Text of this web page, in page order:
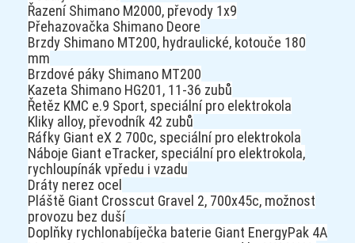
Řazení Shimano M2000, převody 1x9
Přehazovačka Shimano Deore
Brzdy Shimano MT200, hydraulické, kotouče 180
mm
Brzdové páky Shimano MT200
Kazeta Shimano HG201, 11-36 zubů
Řetěz KMC e.9 Sport, speciální pro elektrokola
Kliky alloy, převodník 42 zubů
Ráfky Giant eX 2 700c, speciální pro elektrokola
Náboje Giant eTracker, speciální pro elektrokola,
rychloupínák vpředu i vzadu
Dráty nerez ocel
Pláště Giant Crosscut Gravel 2, 700x45c, možnost
provozu bez duší
Doplňky rychlonabíječka baterie Giant EnergyPak 4A